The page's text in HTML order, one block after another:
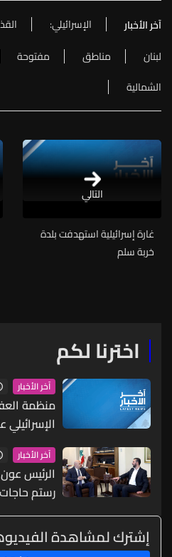
آخر الأخبار الإسرائيلي:
لبنان
مناطق مفتوحة
الشمالية
التالي
غارة إسرائيلية استهدفت بلدة
خربة سلم
اخترنا لكم
آخر الأخبار
منظمة
وزينب فرج
باعتباره
آخر الأخبار
الرئيس
رستم
تشغيل
ولاسيما
وغيرها من إشترك لمشاهدة